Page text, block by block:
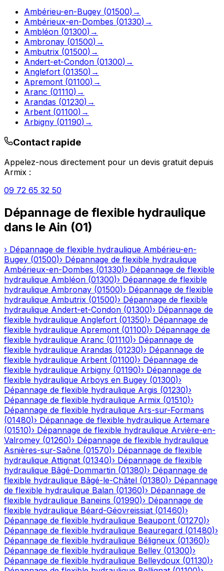
Ambérieu-en-Bugey (01500) →
Ambérieux-en-Dombes (01330) →
Ambléon (01300) →
Ambronay (01500) →
Ambutrix (01500) →
Andert-et-Condon (01300) →
Anglefort (01350) →
Apremont (01100) →
Aranc (01110) →
Arandas (01230) →
Arbent (01100) →
Arbigny (01190) →
Contact rapide
Appelez-nous directement pour un devis gratuit depuis
Armix :
09 72 65 32 50
Dépannage de flexible hydraulique
dans le Ain (01)
› Dépannage de flexible hydraulique Ambérieu-en-
Bugey (01500)› Dépannage de flexible hydraulique
Ambérieux-en-Dombes (01330)› Dépannage de flexible
hydraulique Ambléon (01300)› Dépannage de flexible
hydraulique Ambronay (01500)› Dépannage de flexible
hydraulique Ambutrix (01500)› Dépannage de flexible
hydraulique Andert-et-Condon (01300)› Dépannage de
flexible hydraulique Anglefort (01350)› Dépannage de
flexible hydraulique Apremont (01100)› Dépannage de
flexible hydraulique Aranc (01110)› Dépannage de
flexible hydraulique Arandas (01230)› Dépannage de
flexible hydraulique Arbent (01100)› Dépannage de
flexible hydraulique Arbigny (01190)› Dépannage de
flexible hydraulique Arboys en Bugey (01300)›
Dépannage de flexible hydraulique Argis (01230)›
Dépannage de flexible hydraulique Armix (01510)›
Dépannage de flexible hydraulique Ars-sur-Formans
(01480)› Dépannage de flexible hydraulique Artemare
(01510)› Dépannage de flexible hydraulique Arvière-en-
Valromey (01260)› Dépannage de flexible hydraulique
Asnières-sur-Saône (01570)› Dépannage de flexible
hydraulique Attignat (01340)› Dépannage de flexible
hydraulique Bâgé-Dommartin (01380)› Dépannage de
flexible hydraulique Bâgé-le-Châtel (01380)› Dépannage
de flexible hydraulique Balan (01360)› Dépannage de
flexible hydraulique Baneins (01990)› Dépannage de
flexible hydraulique Béard-Géovreissiat (01460)›
Dépannage de flexible hydraulique Beaupont (01270)›
Dépannage de flexible hydraulique Beauregard (01480)›
Dépannage de flexible hydraulique Béligneux (01360)›
Dépannage de flexible hydraulique Belley (01300)›
Dépannage de flexible hydraulique Belleydoux (01130)›